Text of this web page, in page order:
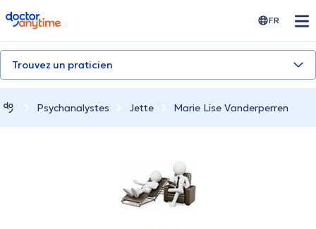
doctoranytime FR
Trouvez un praticien
Psychanalystes Jette Marie Lise Vanderperren